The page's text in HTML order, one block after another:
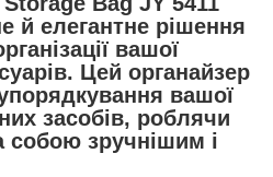
й елегантне рішення
вашої
Цей органайзер
вашої
засобів, роблячи
собою зручнішим і